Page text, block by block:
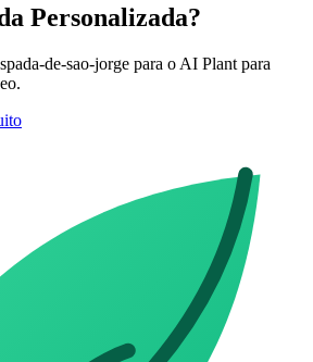
Personalizada?
de-sao-jorge para o AI Plant para